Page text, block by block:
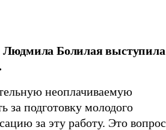
Людмила Болилая выступила
неоплачиваемую
за подготовку молодого
за эту работу. Это вопрос